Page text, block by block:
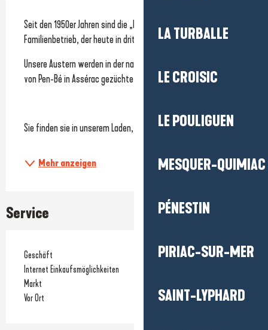
LA TURBALLE
LE CROISIC
LE POULIGUEN
MESQUER-QUIMIAC
PÉNESTIN
PIRIAC-SUR-MER
SAINT-LYPHARD
Beschreibung
Seit den 1950er Jahren sind die „Huîtres Josso“ ein
Familienbetrieb, der heute in dritter Generation geführt wird.
Unsere Austern werden in der natürlichen Umgebung der Bucht
von Pen-Bé in Assérac gezüchtet und direkt vor Ort verkauft.
Sie finden sie in unserem Laden, der auch Muscheln und...
Mehr anzeigen
Service
Geschäft
Internet Einkaufsmöglichkeiten
Markt
Vor Ort